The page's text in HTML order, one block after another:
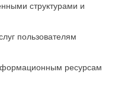
структурами и
пользователям
ресурсам